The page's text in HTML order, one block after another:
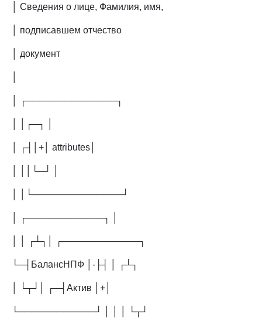
│ Сведения о лице, Фамилия, имя,
│ подписавшем отчество
│ документ
│ ┌──────────────┐
│ │┌─┐ │
│ ┌┤│+│ attributes│
│ ││└─┘ │
│ │└──────────────┘
│ ┌────────────┐ │
│ │ ┌┴┐│ ┌────────────┐
└─┤БалансНПФ │-├┤ │ ┌┴┐
│ └┬┘│ ┌─┤Актив │+│
└────────────┘ │ │ │ └┬┘